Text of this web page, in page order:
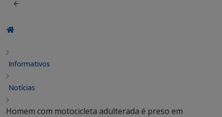
Informativos
Notícias
Homem com motocicleta adulterada é preso em